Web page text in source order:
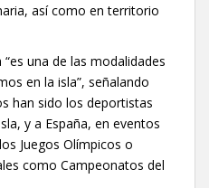
así como en territorio
una de las modalidades
en la isla”, señalando
han sido los deportistas
y a España, en eventos
Juegos Olímpicos o
como Campeonatos del